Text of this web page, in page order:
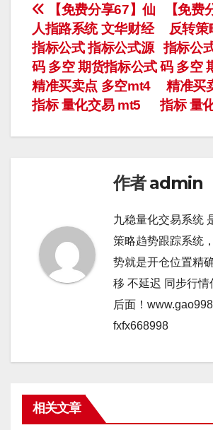
文
章
导
航
【免费
反转策
指标公
码 多空
精准买
指标 量
【免费分享67】仙
人指路系统 文华财经
指标公式 指标公式源
码 多空 期货指标公式
精准买卖点 多空mt4
指标 量化交易 mt5
作者admin
九稳量化交易系统
策略趋势跟踪系统
势就是开仓位置精
移 不延迟 同步行情
后面！
fxfx668998
相关文章